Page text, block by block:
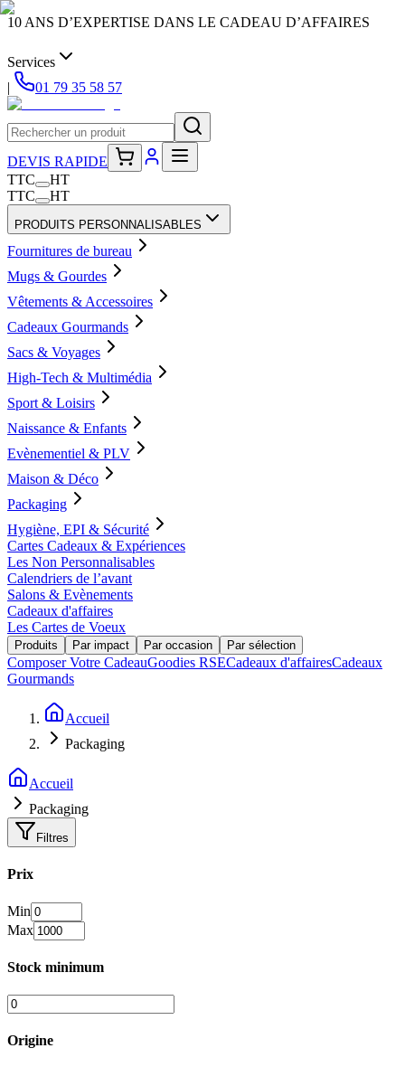
10 ANS D’EXPERTISE DANS LE CADEAU D’AFFAIRES
Services
|
01 79 35 58 57
DEVIS RAPIDE
TTC
HT
TTC
HT
PRODUITS PERSONNALISABLES
Fournitures de bureau
Mugs & Gourdes
Vêtements & Accessoires
Cadeaux Gourmands
Sacs & Voyages
High-Tech & Multimédia
Sport & Loisirs
Naissance & Enfants
Evènementiel & PLV
Maison & Déco
Packaging
Hygiène, EPI & Sécurité
Cartes Cadeaux & Expériences
Les Non Personnalisables
Calendriers de l’avant
Salons & Evènements
Cadeaux d'affaires
Les Cartes de Voeux
Produits Par impact Par occasion Par sélection
Composer Votre CadeauGoodies RSECadeaux d'affairesCadeaux
Gourmands
Accueil
Packaging
Accueil
Packaging
Filtres
Prix
Min
Max
Stock minimum
Origine